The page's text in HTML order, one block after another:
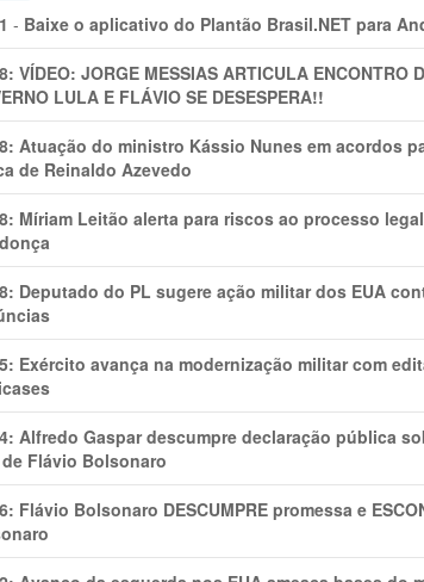
- Baixe o aplicativo do Plantão Brasil.NET para
VÍDEO: JORGE MESSIAS ARTICULA ENCONTRO
LULA E FLÁVIO SE DESESPERA!!
Atuação do ministro Kássio Nunes em acordos
de Reinaldo Azevedo
Míriam Leitão alerta para riscos ao processo
Deputado do PL sugere ação militar dos EUA
Exército avança na modernização militar com
Alfredo Gaspar descumpre declaração pública
Flávio Bolsonaro
Flávio Bolsonaro DESCUMPRE promessa e